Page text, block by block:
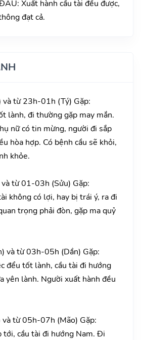
Xuất hành cầu tài đều được,
đạt cả.
từ 23h-01h (Tý) Gặp:
lành, đi thường gặp may mắn.
nữ có tin mừng, người đi sắp
hòa hợp. Có bệnh cầu sẽ khỏi,
khỏe.
từ 01-03h (Sửu) Gặp:
không có lợi, hay bị trái ý, ra đi
trọng phải đòn, gặp ma quỷ
và từ 03h-05h (Dần) Gặp:
đểu tốt lành, cầu tài đi hướng
yên lành. Người xuất hành đều
từ 05h-07h (Mão) Gặp:
tới, cầu tài đi hướng Nam. Đi